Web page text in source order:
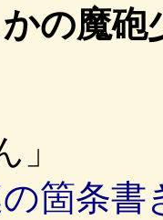
の魔砲
」
箇条